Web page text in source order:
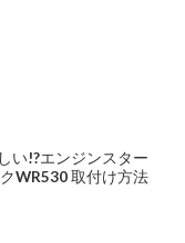
い!?エンジンスター
WR530 取付け方法